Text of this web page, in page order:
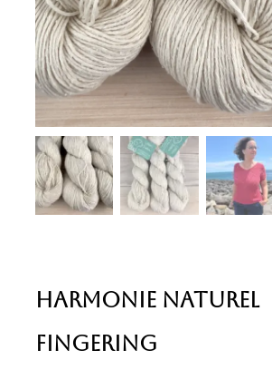
Harmonie Naturel
Fingering